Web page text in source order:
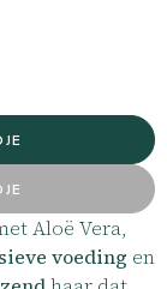
Aloë Vera,
voeding en